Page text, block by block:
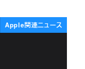
Apple関連ニュース